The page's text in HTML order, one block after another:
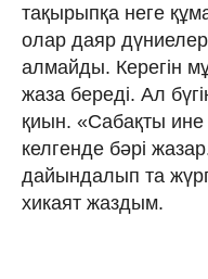
тақырыпқа неге
олар даяр
алмайды. Керегiн
жаза бередi. Ал
қиын. «Сабақты ине
келгенде бəрi
дайындалып та
хикаят жаздым.